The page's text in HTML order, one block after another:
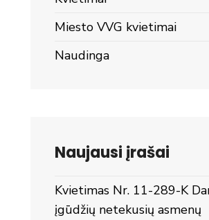
Miesto VVG kvietimai
Naudinga
Naujausi įrašai
Kvietimas Nr. 11-289-K
įgūdžių netekusių asmenų